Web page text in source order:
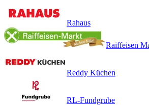
Rahaus
Raiffeisen
Reddy Küchen
RL-Fundgrube